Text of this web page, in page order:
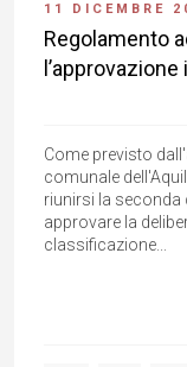
11 DICEMBRE
Regolamento
Come previsto
comunale
riunirsi la
approvare la
classificazione...